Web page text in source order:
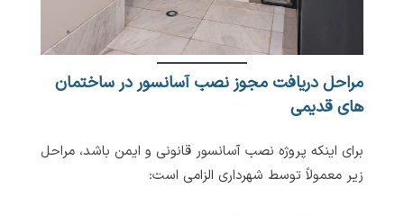
مراحل دریافت مجوز نصب آسانسور در ساختمان
های قدیمی
برای اینکه پروژه نصب آسانسور قانونی و ایمن باشد، مراحل
زیر معمولاً توسط شهرداری الزامی است: